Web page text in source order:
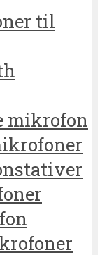
til
mikrofon